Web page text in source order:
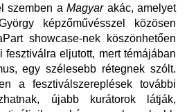
szemben a Magyar akác, amelyet
képzőművésszel közösen
showcase-nek köszönhetően
fesztiválra eljutott, mert témájában
egy szélesebb rétegnek szólt.
a fesztiválszereplések további
újabb kurátorok látják,